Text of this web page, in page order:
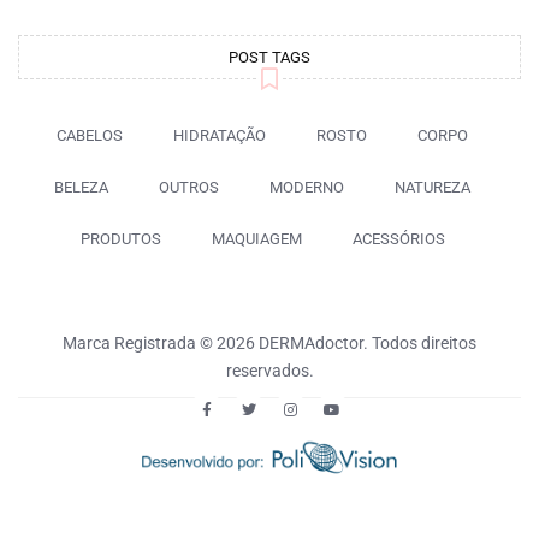
POST TAGS
CABELOS HIDRATAÇÃO ROSTO CORPO
BELEZA OUTROS MODERNO NATUREZA
PRODUTOS MAQUIAGEM ACESSÓRIOS
Marca Registrada © 2026 DERMAdoctor. Todos direitos
reservados.